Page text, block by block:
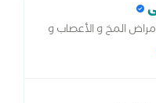
المخ و الأعصاب و
جامعة الاسكندرية